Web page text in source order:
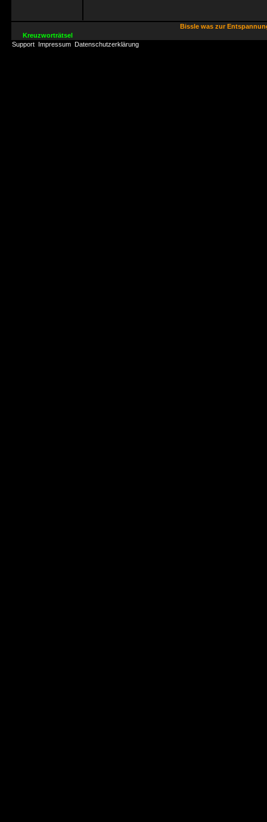
Bissle was zur
Kreuzworträtsel
Support Impressum Datenschutzerklärung